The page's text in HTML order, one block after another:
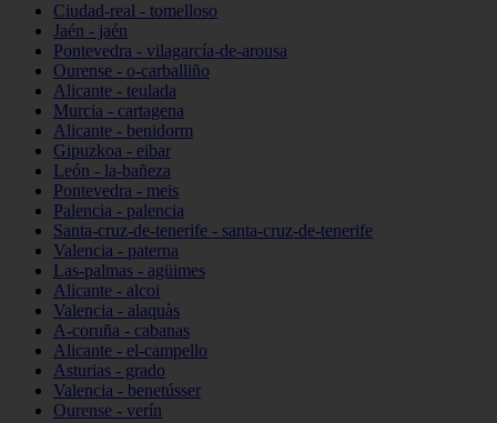
Ciudad-real - tomelloso
Jaén - jaén
Pontevedra - vilagarcía-de-arousa
Ourense - o-carballiño
Alicante - teulada
Murcia - cartagena
Alicante - benidorm
Gipuzkoa - eibar
León - la-bañeza
Pontevedra - meis
Palencia - palencia
Santa-cruz-de-tenerife - santa-cruz-de-tenerife
Valencia - paterna
Las-palmas - agüimes
Alicante - alcoi
Valencia - alaquàs
A-coruña - cabanas
Alicante - el-campello
Asturias - grado
Valencia - benetússer
Ourense - verín